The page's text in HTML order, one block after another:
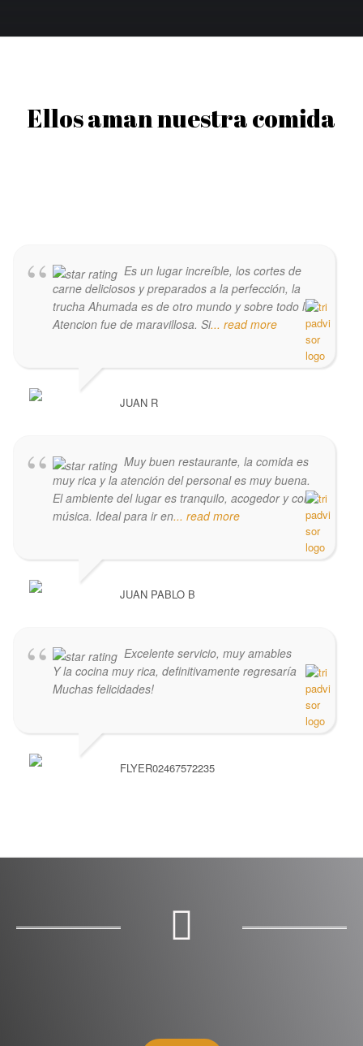
Ellos aman nuestra comida
Es un lugar increíble, los cortes de
carne deliciosos y preparados a la perfección, la
trucha Ahumada es de otro mundo y sobre todo la
Atencion fue de maravillosa. Si... read more
JUAN R
Muy buen restaurante, la comida es
muy rica y la atención del personal es muy buena.
El ambiente del lugar es tranquilo, acogedor y con
música. Ideal para ir en... read more
JUAN PABLO B
Excelente servicio, muy amables
Y la cocina muy rica, definitivamente regresaría
Muchas felicidades!
FLYER02467572235